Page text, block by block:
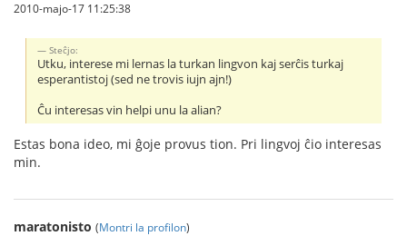
2010-majo-17 11:25:38
Steĉjo:
Utku, interese mi lernas la turkan lingvon kaj serĉis turkaj
esperantistoj (sed ne trovis iujn ajn!)
Ĉu interesas vin helpi unu la alian?
Estas bona ideo, mi ĝoje provus tion. Pri lingvoj ĉio interesas
min.
maratonisto (Montri la profilon)